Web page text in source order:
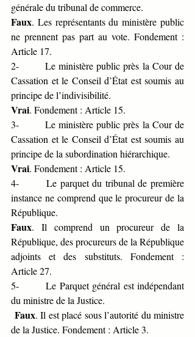
générale du tribunal de commerce.
Faux. Les représentants du ministère public
ne prennent pas part au vote. Fondement :
Article 17.
2-       Le ministère public près la Cour de
Cassation et le Conseil d’État est soumis au
principe de l’indivisibilité.
Vrai. Fondement : Article 15.
3-       Le ministère public près la Cour de
Cassation et le Conseil d’État est soumis au
principe de la subordination hiérarchique.
Vrai. Fondement : Article 15.
4-       Le parquet du tribunal de première
instance ne comprend que le procureur de la
République.
Faux. Il comprend un procureur de la
République, des procureurs de la République
adjoints et des substituts. Fondement :
Article 27.
5-       Le Parquet général est indépendant
du ministre de la Justice.
Faux. Il est placé sous l’autorité du ministre
de la Justice. Fondement : Article 3.